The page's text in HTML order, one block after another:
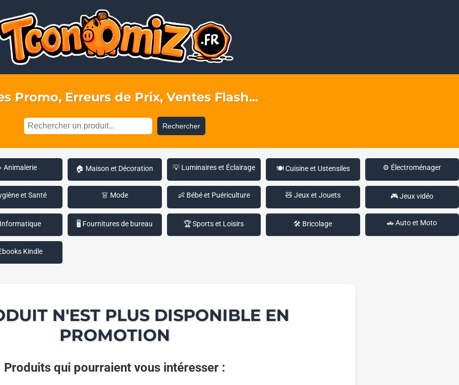
Promo, Erreurs de Prix, Ventes Flash...
Rechercher
Animalerie 🏠 Maison et Décoration 💡 Luminaires et Éclairage 🍽️ Cuisine et Ustensiles ⚙️ Électroménager
et Santé 👗 Mode 👶 Bébé et Puériculture 🧸 Jeux et Jouets 🎮 Jeux vidéo
🖥️ Fournitures de bureau 🏆 Sports et Loisirs 🛠️ Bricolage 🚗 Auto et Moto
Kindle
N'EST PLUS DISPONIBLE EN
PROMOTION
Produits qui pourraient vous intéresser :